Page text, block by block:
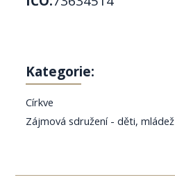
Kategorie:
Církve
Zájmová sdružení - děti, mládež